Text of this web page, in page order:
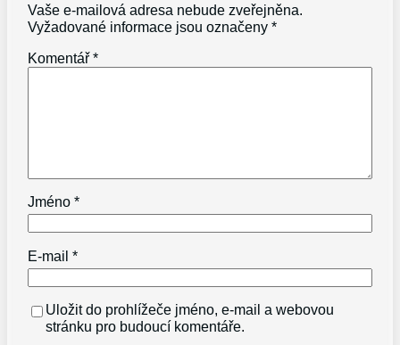
Vaše e-mailová adresa nebude zveřejněna.
Vyžadované informace jsou označeny*
Komentář*
Jméno*
E-mail*
Uložit do prohlížeče jméno, e-mail a webovou
stránku pro budoucí komentáře.